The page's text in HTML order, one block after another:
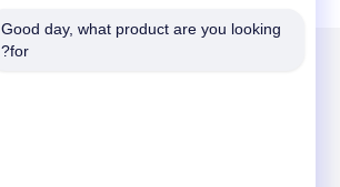
Good day, what product are you looking
for?